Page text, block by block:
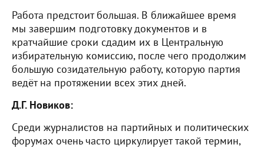
Работа предстоит большая. В ближайшее время
мы завершим подготовку документов и в
кратчайшие сроки сдадим их в Центральную
избирательную комиссию, после чего продолжим
большую созидательную работу, которую партия
ведёт на протяжении всех этих дней.
Д.Г. Новиков:
Среди журналистов на партийных и политических
форумах очень часто циркулирует такой термин,